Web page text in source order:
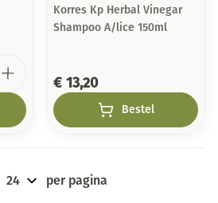
Korres Kp Herbal Vinegar
Shampoo A/lice 150ml
€ 13,20
Bestel
per pagina